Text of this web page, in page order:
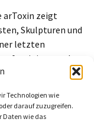
Technologien wie
darauf zuzugreifen.
Daten wie das
arToxin zeigt
Skulpturen und
letzten
fasziniert, reale
York,
aber auch
erfasst einen